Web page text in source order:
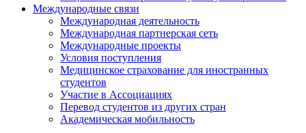
Международные связи
Международная деятельность
Международная партнерская сеть
Международные проекты
Условия поступления
Медицинское страхование для иностранных
студентов
Участие в Ассоциациях
Перевод студентов из других стран
Академическая мобильность